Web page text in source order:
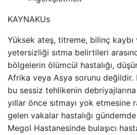
KAYNAKUs
Yüksek ateş, titreme, bilinç kaybı
yetersizliği sıtma belirtileri
bölgelerin ölümcül hastalığı,
Afrika veya Asya sorunu değildir.
bu sessiz tehlikenin
yıllar önce sıtmayı yok etmesine
gelen vakalar hastalığı
Megol Hastanesinde bulaşıcı